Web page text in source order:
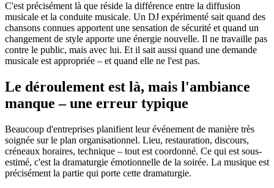
C'est précisément là que réside la différence entre la diffusion
musicale et la conduite musicale. Un DJ expérimenté sait quand des
chansons connues apportent une sensation de sécurité et quand un
changement de style apporte une énergie nouvelle. Il ne travaille pas
contre le public, mais avec lui. Et il sait aussi quand une demande
musicale est appropriée – et quand elle ne l'est pas.
Le déroulement est là, mais l'ambiance
manque – une erreur typique
Beaucoup d'entreprises planifient leur événement de manière très
soignée sur le plan organisationnel. Lieu, restauration, discours,
créneaux horaires, technique – tout est coordonné. Ce qui est sous-
estimé, c'est la dramaturgie émotionnelle de la soirée. La musique est
précisément la partie qui porte cette dramaturgie.